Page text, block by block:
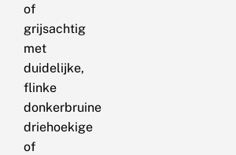
of
grijsachtig
met
duidelijke,
flinke
donkerbruine
driehoekige
of